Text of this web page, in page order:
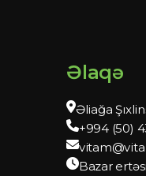
Əlaqə
Əliağa
+994 (50)
Bazar